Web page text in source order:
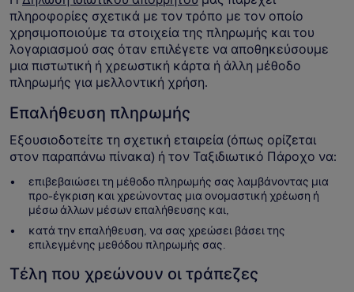
πληροφορίες σχετικά με τον τρόπο με τον οποίο
χρησιμοποιούμε τα στοιχεία της πληρωμής και του
λογαριασμού σας όταν επιλέγετε να αποθηκεύσουμε
μια πιστωτική ή χρεωστική κάρτα ή άλλη μέθοδο
πληρωμής για μελλοντική χρήση.
Επαλήθευση πληρωμής
Εξουσιοδοτείτε τη σχετική εταιρεία (όπως ορίζεται
στον παραπάνω πίνακα) ή τον Ταξιδιωτικό Πάροχο να:
επιβεβαιώσει τη μέθοδο πληρωμής σας λαμβάνοντας μια
προ-έγκριση και χρεώνοντας μια ονομαστική χρέωση ή
μέσω άλλων μέσων επαλήθευσης και,
κατά την επαλήθευση, να σας χρεώσει βάσει της
επιλεγμένης μεθόδου πληρωμής σας.
Τέλη που χρεώνουν οι τράπεζες